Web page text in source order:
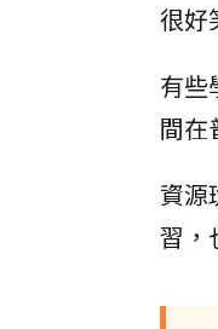
很好
有些
間在
資源
習，